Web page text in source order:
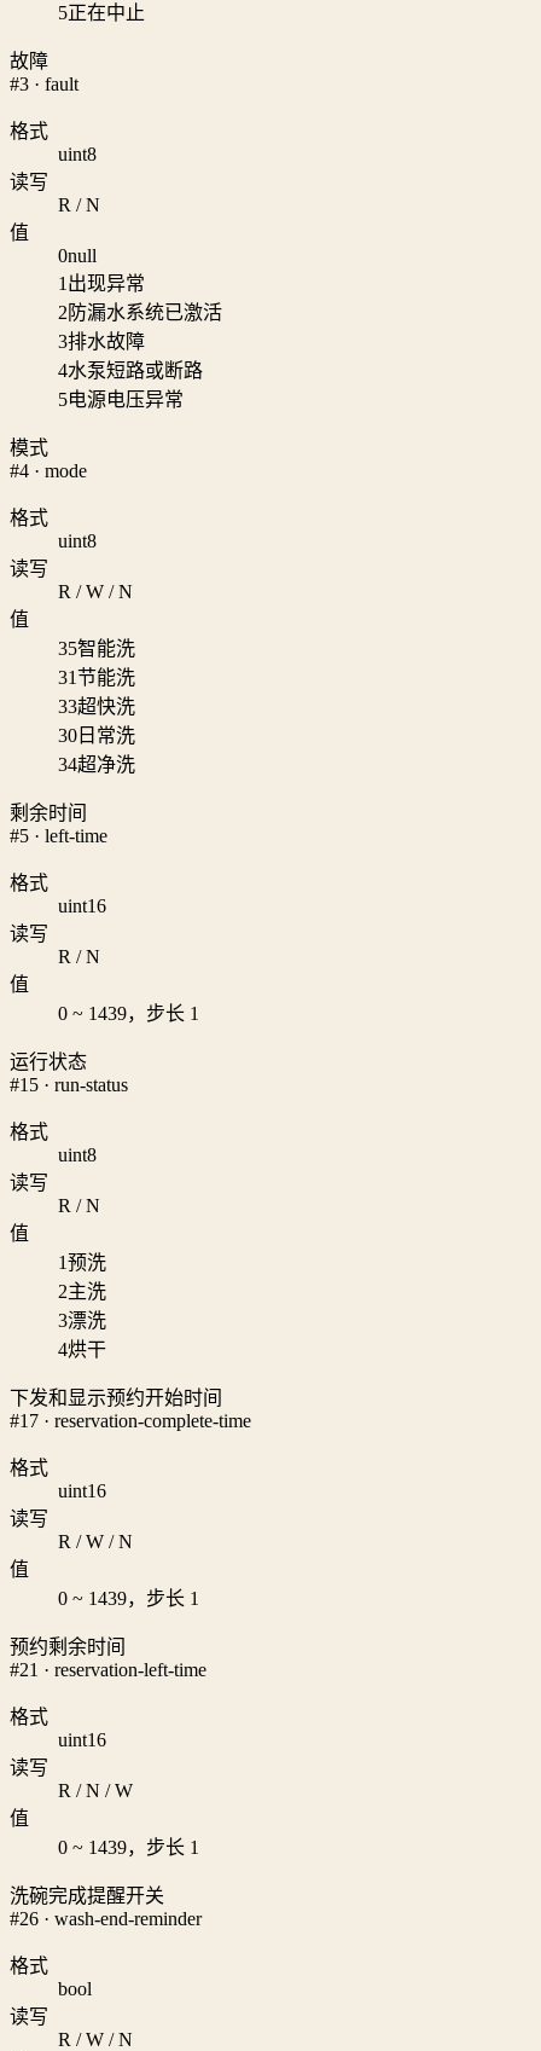
5正在中止
故障
#3 · fault
格式
uint8
读写
R / N
值
0null
1 出现异常
2 防漏水系统已激活
3排水故障
4水泵短路或断路
5电源电压异常
模式
#4 · mode
格式
uint8
读写
R / W / N
值
35智能洗
31节能洗
33超快洗
30 日常洗
34超净洗
剩余时间
#5 · left-time
格式
uint16
读写
R / N
值
0 ~ 1439，步长 1
运行状态
#15 · run-status
格式
uint8
读写
R / N
值
1预洗
2主洗
3漂洗
4烘干
下发和显示预约开始时间
#17 · reservation-complete-time
格式
uint16
读写
R / W / N
值
0 ~ 1439，步长 1
预约剩余时间
#21 · reservation-left-time
格式
uint16
读写
R / N / W
值
0 ~ 1439，步长 1
洗碗完成提醒开关
#26 · wash-end-reminder
格式
bool
读写
R / W / N